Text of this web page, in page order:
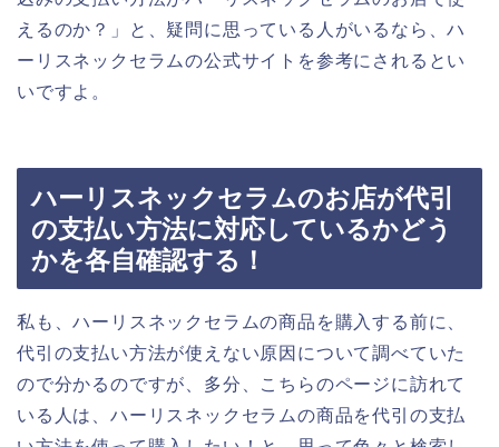
えるのか？」と、疑問に思っている人がいるなら、ハ
ーリスネックセラムの公式サイトを参考にされるとい
いですよ。
ハーリスネックセラムのお店が代引
の支払い方法に対応しているかどう
かを各自確認する！
私も、ハーリスネックセラムの商品を購入する前に、
代引の支払い方法が使えない原因について調べていた
ので分かるのですが、多分、こちらのページに訪れて
いる人は、ハーリスネックセラムの商品を代引の支払